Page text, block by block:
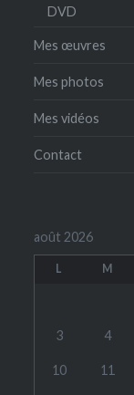
DVD
Mes œuvres
Mes photos
Mes vidéos
Contact
août 2026
L M
3 4
10 11